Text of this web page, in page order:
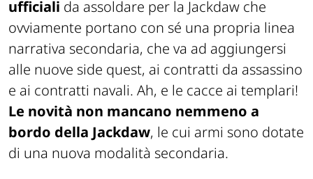
ufficiali da assoldare per la Jackdaw che
ovviamente portano con sé una propria linea
narrativa secondaria, che va ad aggiungersi
alle nuove side quest, ai contratti da assassino
e ai contratti navali. Ah, e le cacce ai templari!
Le novità non mancano nemmeno a
bordo della Jackdaw, le cui armi sono dotate
di una nuova modalità secondaria.